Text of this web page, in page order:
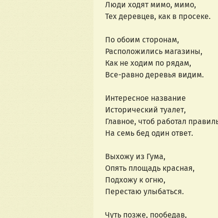
Люди ходят мимо, мимо,
Тех деревцев, как в просеке.
По обоим сторонам,
Расположились магазины,
Как не ходим по рядам,
Все-равно деревья видим.
Интересное название
Исторический туалет,
Главное, чтоб работал
На семь бед один ответ.
Выхожу из Гума,
Опять площадь красная,
Подхожу к огню,
Перестаю улыбаться.
Чуть позже, пообедав,